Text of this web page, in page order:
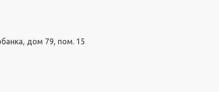
дом 79, пом. 15